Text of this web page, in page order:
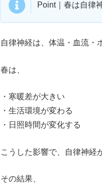
Point｜春は自律
自律神経は、体温・血流・
春は、
・寒暖差が大きい
・生活環境が変わる
・日照時間が変化する
こうした影響で、自律神経
その結果、